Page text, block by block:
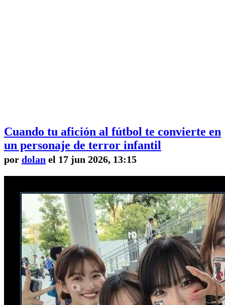
Cuando tu afición al fútbol te convierte en
un personaje de terror infantil
por dolan el 17 jun 2026, 13:15